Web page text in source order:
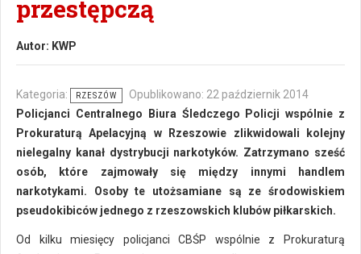
przestępczą
Autor: KWP
Kategoria: RZESZÓW
Opublikowano: 22 październik 2014
Policjanci Centralnego Biura Śledczego Policji wspólnie z
Prokuraturą Apelacyjną w Rzeszowie zlikwidowali kolejny
nielegalny kanał dystrybucji narkotyków. Zatrzymano sześć
osób, które zajmowały się między innymi handlem
narkotykami. Osoby te utożsamiane są ze środowiskiem
pseudokibiców jednego z rzeszowskich klubów piłkarskich.
Od kilku miesięcy policjanci CBŚP wspólnie z Prokuraturą